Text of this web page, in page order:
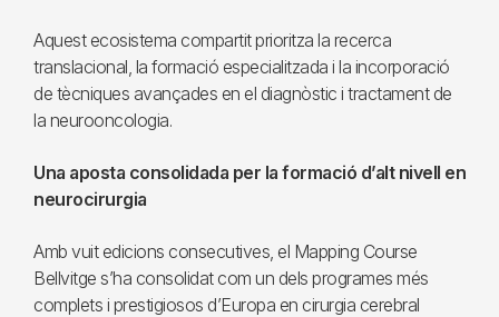
Aquest ecosistema compartit prioritza la recerca
translacional, la formació especialitzada i la incorporació
de tècniques avançades en el diagnòstic i tractament de
la neurooncologia.
Una aposta consolidada per la formació d’alt nivell en
neurocirurgia
Amb vuit edicions consecutives, el Mapping Course
Bellvitge s’ha consolidat com un dels programes més
complets i prestigiosos d’Europa en cirurgia cerebral